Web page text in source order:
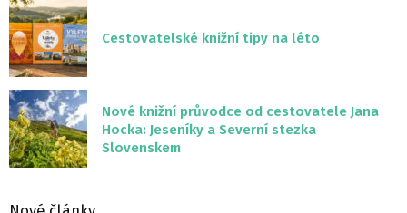
Cestovatelské knižní tipy na léto
Nové knižní průvodce od cestovatele Jana
Hocka: Jeseníky a Severní stezka
Slovenskem